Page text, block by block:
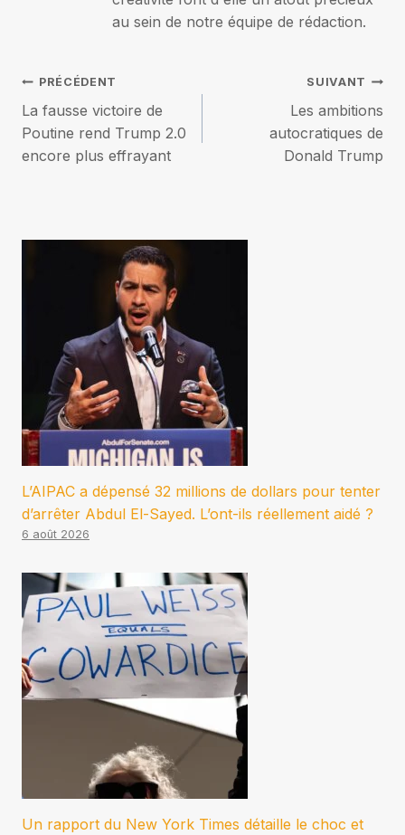
au sein de notre équipe de rédaction.
Navigation
de
l’article
PRÉCÉDENT
La fausse victoire de
Poutine rend Trump 2.0
encore plus effrayant
SUIVANT
Les ambitions
autocratiques de
Donald Trump
L’AIPAC a dépensé 32 millions de dollars pour tenter
d’arrêter Abdul El-Sayed. L’ont-ils réellement aidé ?
6 août 2026
Un rapport du New York Times détaille le choc et